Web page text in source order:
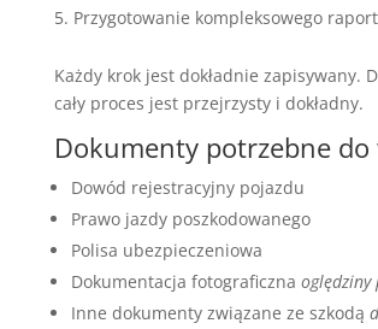
Przygotowanie kompleksowego
Każdy krok jest dokładnie zapisywany.
cały proces jest przejrzysty i dokładny.
Dokumenty potrzebne do
Dowód rejestracyjny pojazdu
Prawo jazdy poszkodowanego
Polisa ubezpieczeniowa
Dokumentacja fotograficzna oględziny
Inne dokumenty związane ze szkodą